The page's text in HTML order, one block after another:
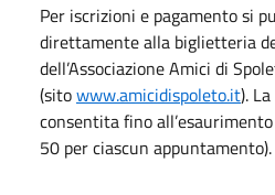
Per iscrizioni e pagamento si
direttamente alla biglietteria
dell’Associazione Amici di
(sitowww.amicidispoleto.it).
consentita fino
50 per ciascun appuntamento).